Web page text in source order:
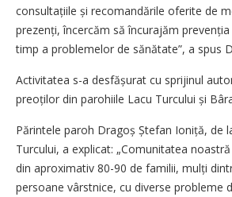
consultațiile și recomandările oferite de
prezenți, încercăm să încurajăm
timp a problemelor de sănătate”, a spus
Activitatea s-a desfășurat cu sprijinul
preoților din parohiile Lacu Turcului și
Părintele paroh Dragoș Ștefan Ioniță, de
Turcului, a explicat: „Comunitatea
din aproximativ 80-90 de familii, mulți
persoane vârstnice, cu diverse probleme